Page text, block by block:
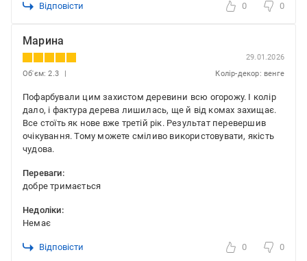
Відповісти 0 0
Марина
29.01.2026
Об'єм: 2.3
Колір-декор: венге
Пофарбували цим захистом деревини всю огорожу. І колір
дало, і фактура дерева лишилась, ще й від комах захищає.
Все стоїть як нове вже третій рік. Результат перевершив
очікування. Тому можете сміливо використовувати, якість
чудова.
Переваги:
добре тримається
Недоліки:
Немає
Відповісти 0 0